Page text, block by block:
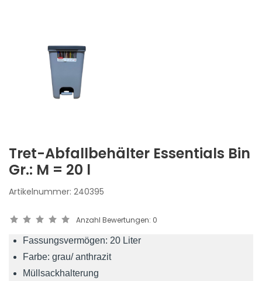
Tret-Abfallbehälter Essentials Bin
Gr.: M = 20 l
Artikelnummer: 240395
Anzahl Bewertungen: 0
Fassungsvermögen: 20 Liter
Farbe: grau/ anthrazit
Müllsackhalterung